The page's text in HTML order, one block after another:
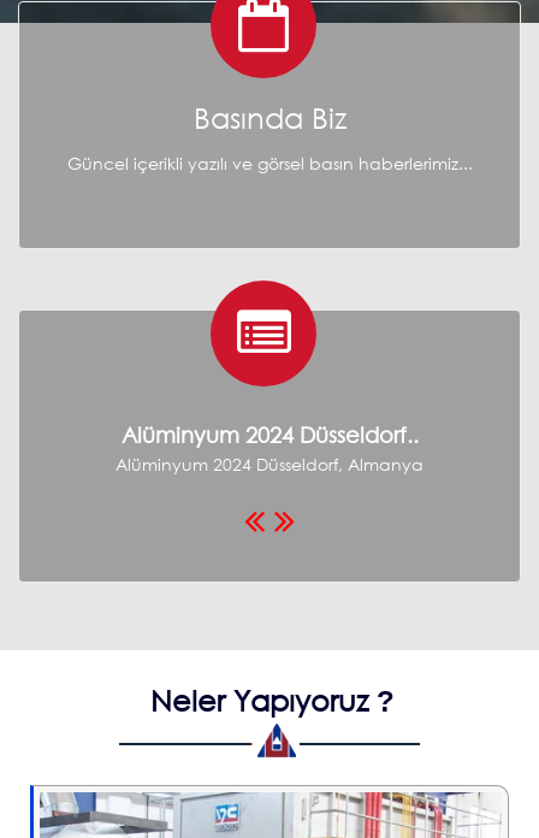
Basında Biz
Güncel içerikli yazılı ve görsel basın haberlerimiz...
Alüminyum 2024 Düsseldorf..
Alüminyum 2024 Düsseldorf, Almanya
Neler Yapıyoruz ?